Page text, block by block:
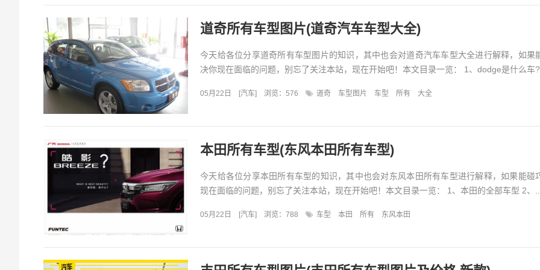
道奇所有车型图片(道奇汽车车型大全)
今天给各位分享道奇所有车型图片的知识，其中也会对道奇汽车车型大全进行解释，如果
决你现在面临的问题，别忘了关注本站，现在开始吧！本文目录一览： 1、dodge是什么车
05月22日 [汽车] 浏览：576 道奇 车型图片 车型 所有 大全
本田所有车型(东风本田所有车型)
今天给各位分享本田所有车型的知识，其中也会对东风本田所有车型进行解释，如果能碰
现在面临的问题，别忘了关注本站，现在开始吧！本文目录一览： 1、本田的全部车型 2、
05月22日 [汽车] 浏览：788 车型 本田 所有 东风本田